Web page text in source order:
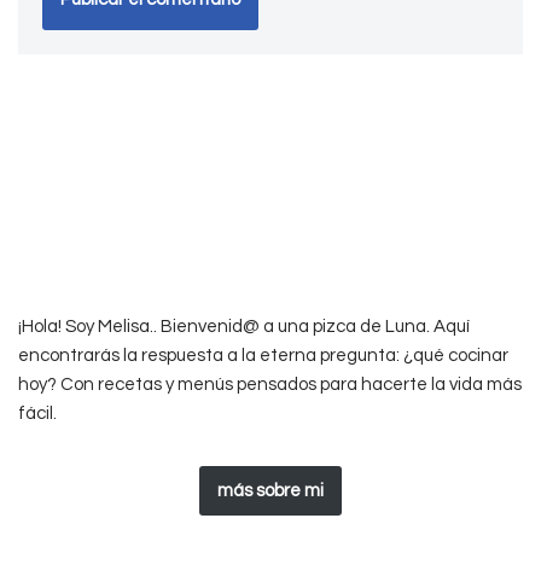
¡Hola! Soy Melisa.. Bienvenid@ a una pizca de Luna. Aquí
encontrarás la respuesta a la eterna pregunta: ¿qué cocinar
hoy? Con recetas y menús pensados para hacerte la vida más
fácil.
más sobre mi